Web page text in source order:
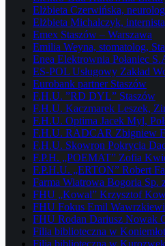
Elżbieta Czerwińska,
Elżbieta Michalczyk,
Emex Staszów – Warszawa
Emilia Weyna, stomatolog,
Enea Elektrownia Połaniec
ES-POL Usługowy Zakład
Eurobank partner Staszów
F.H.U. ”RD DYL” Staszów
F.H.U. Kaczmarek Leszek,
F.H.U. Optima Jacek Myl,
F.H.U. RADCAR Zbigniew
F.H.U. Skowron Pokrycia
F.P.H. „POEMAT” Zofia
F.P.H.U. „ERTON” Robert
Farma Wiatrowa Bogoria Sp.
FHU „Kowal” Krzysztof
FHU Fokus Emil
FHU Rodan Dariusz Nowak
Filia biblioteczna w
Filia biblioteczna w